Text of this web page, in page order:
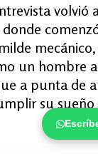
volvió
un hombre
a punta de
su